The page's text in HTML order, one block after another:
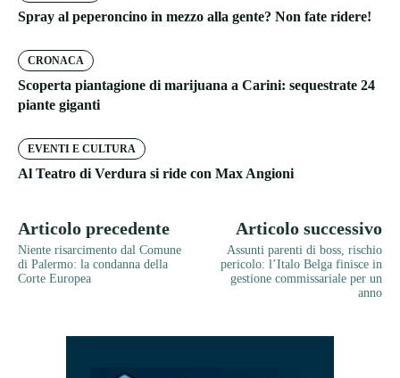
Spray al peperoncino in mezzo alla gente? Non fate ridere!
CRONACA
Scoperta piantagione di marijuana a Carini: sequestrate 24
piante giganti
EVENTI E CULTURA
Al Teatro di Verdura si ride con Max Angioni
Articolo precedente
Niente risarcimento dal Comune
di Palermo: la condanna della
Corte Europea
Articolo successivo
Assunti parenti di boss, rischio
pericolo: l’Italo Belga finisce in
gestione commissariale per un
anno